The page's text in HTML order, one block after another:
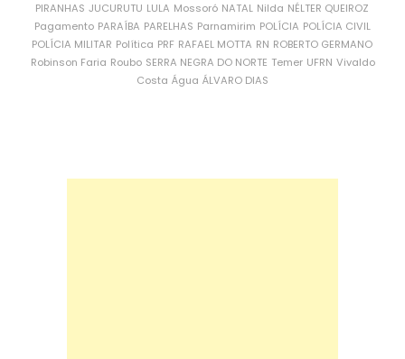
PIRANHAS JUCURUTU LULA Mossoró NATAL Nilda NÉLTER QUEIROZ
Pagamento PARAÍBA PARELHAS Parnamirim POLÍCIA POLÍCIA CIVIL
POLÍCIA MILITAR Política PRF RAFAEL MOTTA RN ROBERTO GERMANO
Robinson Faria Roubo SERRA NEGRA DO NORTE Temer UFRN Vivaldo
Costa Água ÁLVARO DIAS